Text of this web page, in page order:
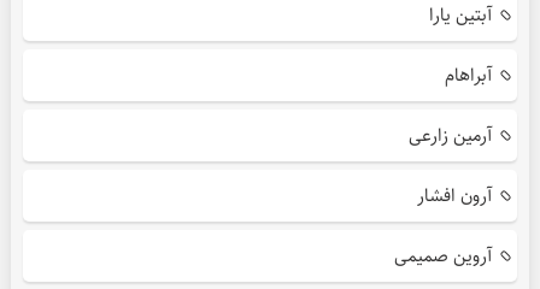
آبتین یارا
آبراهام
آرمین زارعی
آرون افشار
آروین صمیمی